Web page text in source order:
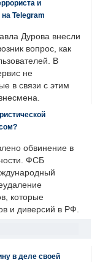
и
Telegram
Дурова внесли
вопрос, как
В
не
в связи с этим
обвинение в
ФСБ
которые
и диверсий в РФ.
в деле своей